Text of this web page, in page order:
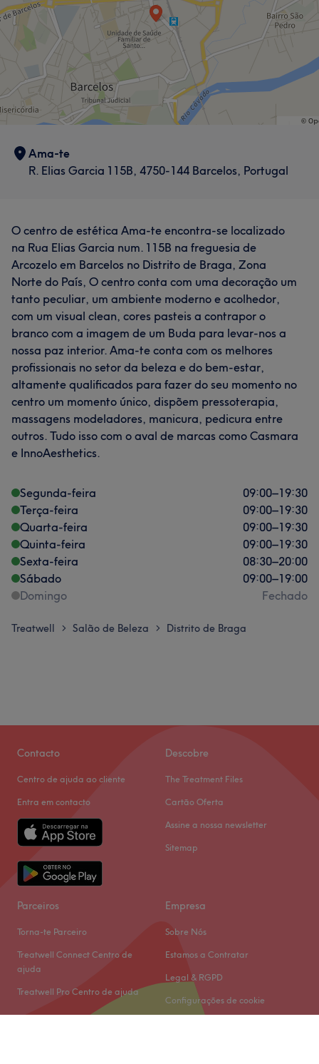
Ama-te
R. Elias Garcia 115B, 4750-144 Barcelos, Portugal
O centro de estética Ama-te encontra-se localizado
na Rua Elias Garcia num. 115B na freguesia de
Arcozelo em Barcelos no Distrito de Braga, Zona
Norte do País, O centro conta com uma decoração um
tanto peculiar, um ambiente moderno e acolhedor,
com um visual clean, cores pasteis a contrapor o
branco com a imagem de um Buda para levar-nos a
nossa paz interior. Ama-te conta com os melhores
profissionais no setor da beleza e do bem-estar,
altamente qualificados para fazer do seu momento no
centro um momento único, dispõem pressoterapia,
massagens modeladores, manicura, pedicura entre
outros. Tudo isso com o aval de marcas como Casmara
e InnoAesthetics.
Segunda-feira 09:00–19:30
Terça-feira
09:00–19:30
Quarta-feira
09:00–19:30
Quinta-feira
09:00–19:30
Sexta-feira
08:30–20:00
Sábado
09:00–19:00
Domingo
Fechado
Treatwell > Salão de Beleza > Distrito de Braga
Contacto
Centro de ajuda ao cliente
Entra em contacto
Descobre
The Treatment Files
Cartão Oferta
Assine a nossa newsletter
Sitemap
Parceiros
Torna-te Parceiro
Treatwell Connect Centro de
ajuda
Treatwell Pro Centro de ajuda
Empresa
Sobre Nós
Estamos a Contratar
Legal & RGPD
Configurações de cookie